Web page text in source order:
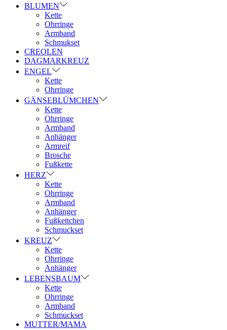
BLUMEN
Kette
Ohrringe
Armband
Schmukset
CREOLEN
DAGMARKREUZ
ENGEL
Kette
Ohrringe
GÄNSEBLÜMCHEN
Kette
Ohrringe
Armband
Anhänger
Armreif
Brosche
Fußkette
HERZ
Kette
Ohrringe
Armband
Anhänger
Fußkettchen
Schmuckset
KREUZ
Kette
Ohrringe
Anhänger
LEBENSBAUM
Kette
Ohrringe
Armband
Schmuckset
MUTTER/MAMA